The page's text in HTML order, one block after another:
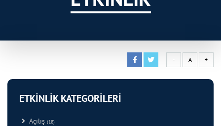
- A +
ETKİNLİK KATEGORİLERİ
Açılış (18)